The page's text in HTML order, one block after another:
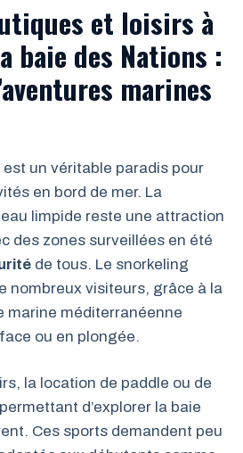
et loisirs à
baie des Nations :
marines
un véritable paradis pour
en bord de mer. La
limpide reste une attraction
des zones surveillées en été
de tous. Le snorkeling
nombreux visiteurs, grâce à la
marine méditerranéenne
ou en plongée.
la location de paddle ou de
d’explorer la baie
Ces sports demandent peu